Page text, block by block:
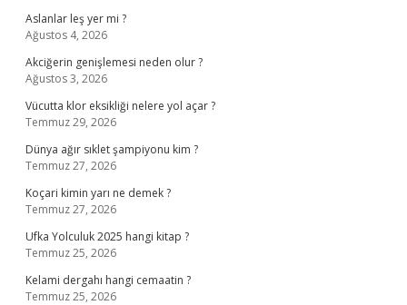
Aslanlar leş yer mi ?
Ağustos 4, 2026
Akciğerin genişlemesi neden olur ?
Ağustos 3, 2026
Vücutta klor eksikliği nelere yol açar ?
Temmuz 29, 2026
Dünya ağır sıklet şampiyonu kim ?
Temmuz 27, 2026
Koçari kimin yarı ne demek ?
Temmuz 27, 2026
Ufka Yolculuk 2025 hangi kitap ?
Temmuz 25, 2026
Kelami dergahı hangi cemaatin ?
Temmuz 25, 2026